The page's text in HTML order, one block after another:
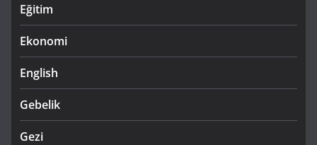
Eğitim
Ekonomi
English
Gebelik
Gezi